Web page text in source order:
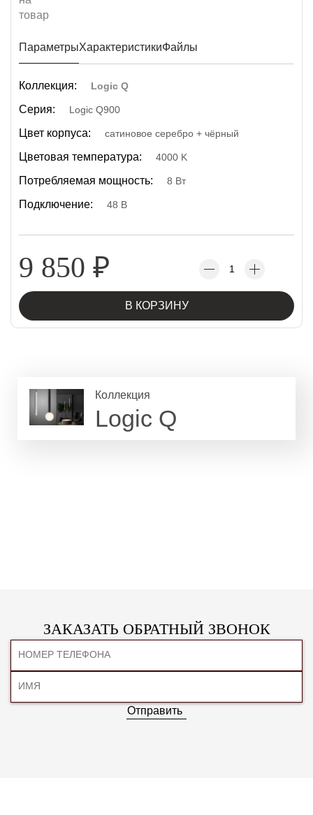
ПараметрыХарактеристикиФайлы
Коллекция: Logic Q
Серия: Logic Q900
Цвет корпуса: сатиновое серебро + чёрный
Цветовая температура: 4000 K
Потребляемая мощность: 8 Вт
Подключение: 48 В
9 850 ₽
В КОРЗИНУ
Коллекция
Logic Q
ЗАКАЗАТЬ ОБРАТНЫЙ ЗВОНОК
Отправить